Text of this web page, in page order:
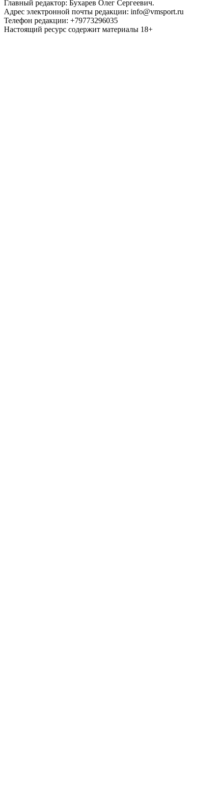
Главный редактор: Бухарев Олег Сергеевич.
Адрес электронной почты редакции: info@vmsport.ru
Телефон редакции: +79773296035
Настоящий ресурс содержит материалы 18+